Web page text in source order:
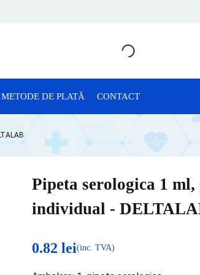
METODE DE PLATĂ CONTACT
Pipeta serologica 1
individual -
0.82 lei(inc. TVA)